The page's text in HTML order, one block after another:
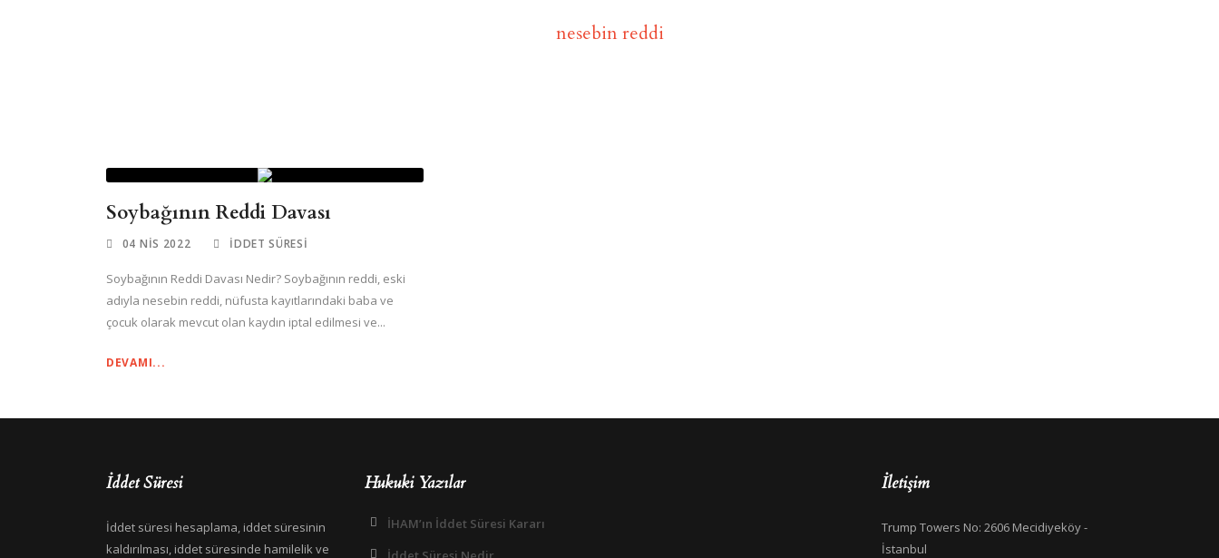
nesebin reddi
Soybağının Reddi Davası
04 NIS 2022 İDDET SÜRESI
Soybağının Reddi Davası Nedir? Soybağının reddi, eski
adıyla nesebin reddi, nüfusta kayıtlarındaki baba ve
çocuk olarak mevcut olan kaydın iptal edilmesi ve...
DEVAMI...
İddet Süresi
İddet süresi hesaplama, iddet süresinin
kaldırılması, iddet süresinde hamilelik ve
Hukuki Yazılar
İHAM’ın İddet Süresi Kararı
İletişim
Trump Towers No: 2606 Mecidiyeköy -
İstanbul